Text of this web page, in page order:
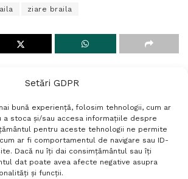
Setări GDPR
bună experiență, folosim tehnologii, cum ar
stoca și/sau accesa informațiile despre
pentru aceste tehnologii ne permite
ar fi comportamentul de navigare sau ID-
Dacă nu îți dai consimțământul sau îți
dat poate avea afecte negative asupra
și funcții.
ziare braila
Politică de confidențialitate
Setări GDPR